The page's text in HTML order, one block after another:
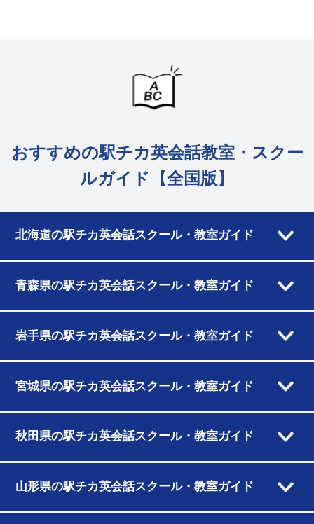
おすすめの駅チカ英会話教室・スクー
ルガイド【全国版】
北海道の駅チカ英会話スクール・教室ガイド
青森県の駅チカ英会話スクール・教室ガイド
岩手県の駅チカ英会話スクール・教室ガイド
宮城県の駅チカ英会話スクール・教室ガイド
秋田県の駅チカ英会話スクール・教室ガイド
山形県の駅チカ英会話スクール・教室ガイド